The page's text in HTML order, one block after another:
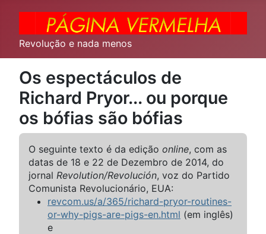
Revolução e nada menos
Os espectáculos de
Richard Pryor... ou porque
os bófias são bófias
O seguinte texto é da edição online, com as
datas de 18 e 22 de Dezembro de 2014, do
jornal Revolution/Revolución, voz do Partido
Comunista Revolucionário, EUA:
revcom.us/a/365/richard-pryor-routines-
or-why-pigs-are-pigs-en.html (em inglês)
e